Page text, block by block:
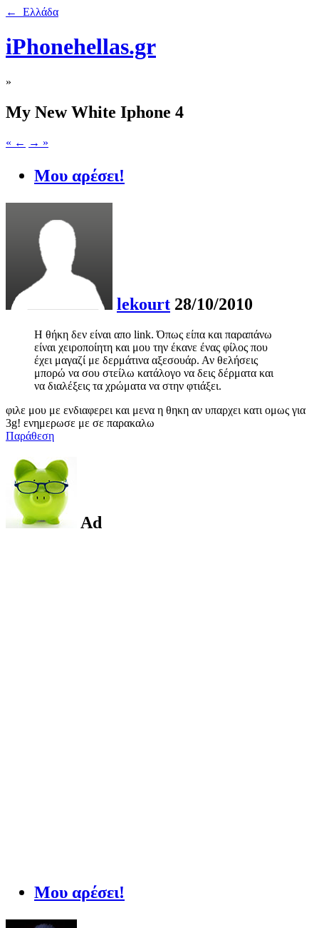
← Ελλάδα
iPhonehellas.gr
»
My New White Iphone 4
« ← → »
Μου αρέσει!
lekourt 28/10/2010
Η θήκη δεν είναι απο link. Όπως είπα και παραπάνω
είναι χειροποίητη και μου την έκανε ένας φίλος που
έχει μαγαζί με δερμάτινα αξεσουάρ. Αν θελήσεις
μπορώ να σου στείλω κατάλογο να δεις δέρματα και
να διαλέξεις τα χρώματα να στην φτιάξει.
φιλε μου με ενδιαφερει και μενα η θηκη αν υπαρχει κατι ομως για
3g! ενημερωσε με σε παρακαλω
Παράθεση
Ad
Μου αρέσει!